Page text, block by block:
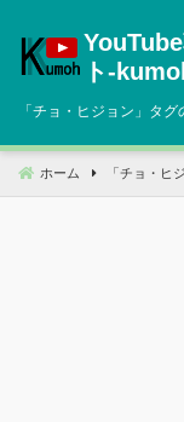
へ
動
ト
「チョ・ヒジョン 」タグ
ホーム 「 チョ・ヒ